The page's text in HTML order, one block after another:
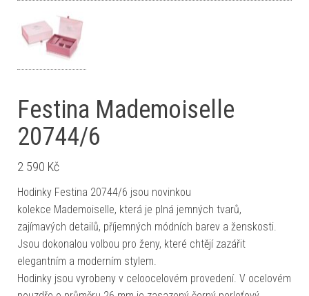
Festina Mademoiselle
20744/6
2 590 Kč
Hodinky Festina 20744/6 jsou novinkou
kolekce Mademoiselle, která je plná jemných tvarů,
zajímavých detailů, příjemných módních barev a ženskosti.
Jsou dokonalou volbou pro ženy, které chtějí zazářit
elegantním a moderním stylem.
Hodinky jsou vyrobeny v celoocelovém provedení. V ocelovém